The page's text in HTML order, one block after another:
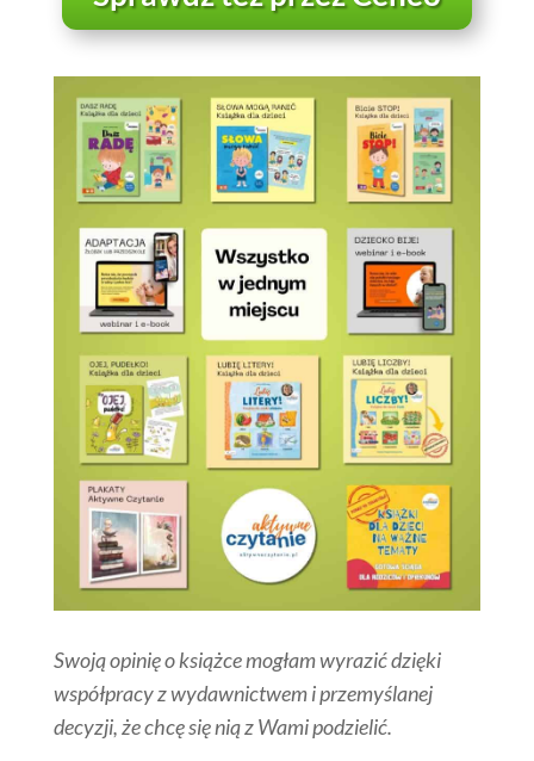
Swoją opinię o książce mogłam wyrazić dzięki
współpracy z wydawnictwem i przemyślanej
decyzji, że chcę się nią z Wami podzielić.